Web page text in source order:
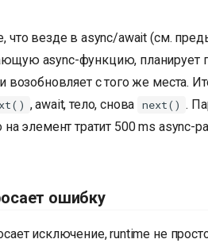
что везде в async/await (см.
async-функцию, планирует
возобновляет с того же места.
, await, тело, снова next() .
на элемент тратит 500 ms async-
ошибку
исключение, runtime не